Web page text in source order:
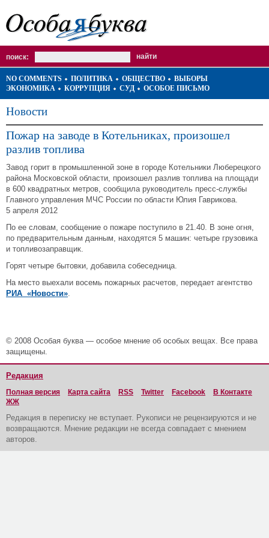
поиск:
NO COMMENTS ПОЛИТИКА ОБЩЕСТВО
ВЫБОРЫ
ЭКОНОМИКА
КОРРУПЦИЯ СУД ОСОБОЕ ПИСЬМО
Новости
Пожар на заводе в Котельниках, произошел
разлив топлива
Завод горит в промышленной зоне в городе Котельники Люберецкого
района Московской области, произошел разлив топлива на площади
в 600 квадратных метров, сообщила руководитель пресс-службы
Главного управления МЧС России по области Юлия Гаврикова.
5 апреля 2012
По ее словам, сообщение о пожаре поступило в 21.40. В зоне огня,
по предварительным данным, находятся 5 машин: четыре грузовика
и топливозаправщик.
Горят четыре бытовки, добавила собеседница.
На место выехали восемь пожарных расчетов, передает агентство
РИА «Новости».
© 2008 Особая буква — особое мнение об особых вещах. Все права
защищены.
Редакция
Полная версия Карта сайта RSS Twitter Facebook
В Контакте
ЖЖ
Редакция в переписку не вступает. Рукописи не рецензируются и не
возвращаются. Мнение редакции не всегда совпадает с мнением
авторов.